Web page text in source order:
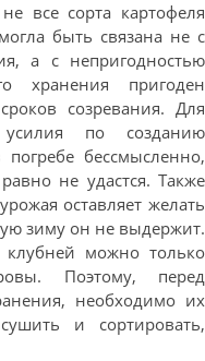
все сорта картофеля
быть связана не с
а с непригодностью
хранения пригоден
созревания. Для
усилия по созданию
бессмысленно,
не удастся. Также
оставляет желать
зиму он не выдержит.
можно только
Поэтому, перед
необходимо их
и сортировать,